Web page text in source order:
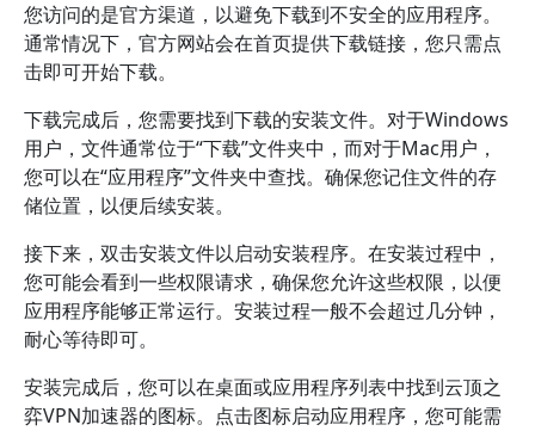
您访问的是官方渠道，以避免下载到不安全的应用程序。
通常情况下，官方网站会在首页提供下载链接，您只需点
击即可开始下载。
下载完成后，您需要找到下载的安装文件。对于Windows
用户，文件通常位于“下载”文件夹中，而对于Mac用户，
您可以在“应用程序”文件夹中查找。确保您记住文件的存
储位置，以便后续安装。
接下来，双击安装文件以启动安装程序。在安装过程中，
您可能会看到一些权限请求，确保您允许这些权限，以便
应用程序能够正常运行。安装过程一般不会超过几分钟，
耐心等待即可。
安装完成后，您可以在桌面或应用程序列表中找到云顶之
弈VPN加速器的图标。点击图标启动应用程序，您可能需